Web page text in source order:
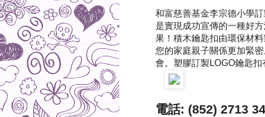
和富慈善基金李宗德小學訂
是實現成功宣傳的一種好
果！積木鑰匙扣由環保材
您的家庭親子關係更加緊
會。塑膠訂製LOGO鑰匙扣
電話: (852) 2713